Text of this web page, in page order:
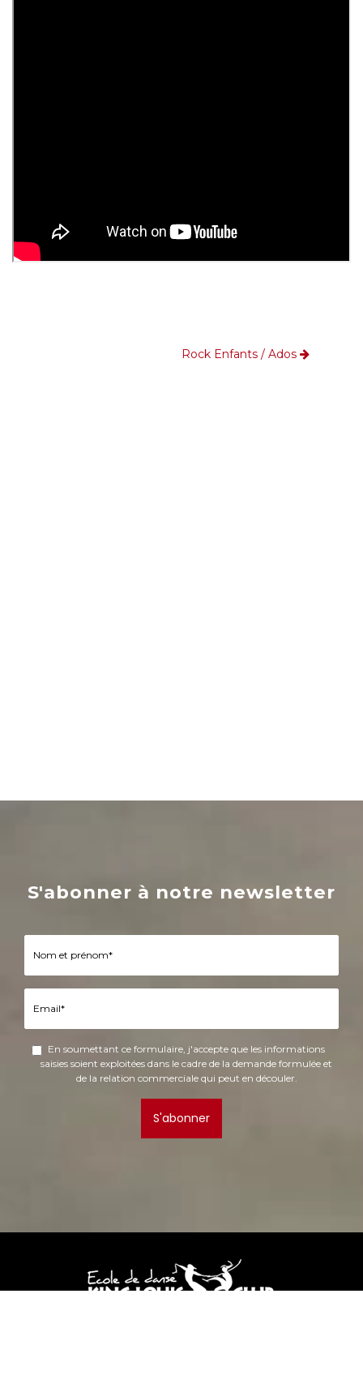
Rock Enfants / Ados
S'abonner à notre newsletter
En soumettant ce formulaire, j'accepte que les informations
saisies soient exploitées dans le cadre de la demande formulée et
de la relation commerciale qui peut en découler.
S'abonner